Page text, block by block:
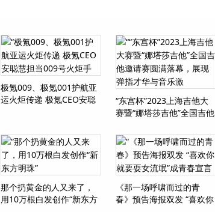
极氪009、极氪001护航亚
运火炬传递 极氪CEO安聪
“东宫杯”2023上海吉他大
赛暨“娜塔莎吉他”全国吉他
指才华与音乐激
那个扔黄金的人又来了，
用10万根白发创作“新东方
《那一场呼啸而过的青
春》预告海报双发 “喜欢你